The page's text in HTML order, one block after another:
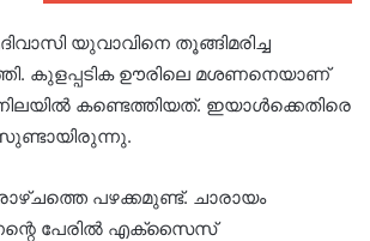
യുവാവിനെ തൂങ്ങിമരിച്ച
കുളപ്പടിക ഊരിലെ മശണനെയാണ്
നിലയില്‍ കണ്ടെത്തിയത്. ഇയാള്‍ക്കെതിരെ
പഴക്കമുണ്ട്. ചാരായം
പേരില്‍ എക്‌സൈസ്